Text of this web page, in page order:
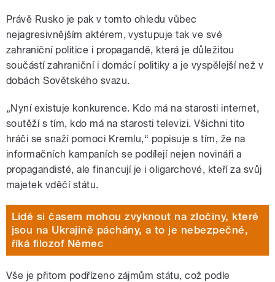
Právě Rusko je pak v tomto ohledu vůbec
nejagresivnějším aktérem, vystupuje tak ve své
zahraniční politice i propagandě, která je důležitou
součástí zahraniční i domácí politiky a je vyspělejší než v
dobách Sovětského svazu.
„Nyní existuje konkurence. Kdo má na starosti internet,
soutěží s tím, kdo má na starosti televizi. Všichni tito
hráči se snaží pomoci Kremlu,“ popisuje s tím, že na
informačních kampaních se podílejí nejen novináři a
propagandisté, ale financují je i oligarchové, kteří za svůj
majetek vděčí státu.
Lidé si časem mohou zvyknout na zločiny, které
jsou na Ukrajině páchány, a to je nebezpečné,
říká filozof Němec
Vše je přitom podřízeno zájmům státu, což podle